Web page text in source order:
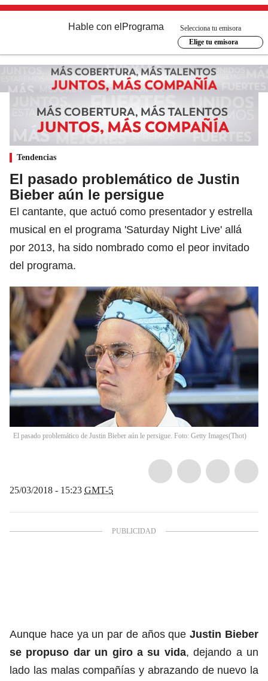
Hable con el Programa
Selecciona tu emisora
Elige tu emisora
Tendencias
El pasado problemático de Justin
Bieber aún le persigue
El cantante, que actuó como presentador y estrella
musical en el programa 'Saturday Night Live' allá
por 2013, ha sido nombrado como el peor invitado
del programa.
El pasado problemático de Justin Bieber aún le persigue. Foto: Getty Images(Thot)
25/03/2018 - 15:23 GMT-5
Aunque hace ya un par de años queJustin Bieber
se propuso dar un giro a su vida, dejando a un
lado las malas compañías y abrazando de nuevo la